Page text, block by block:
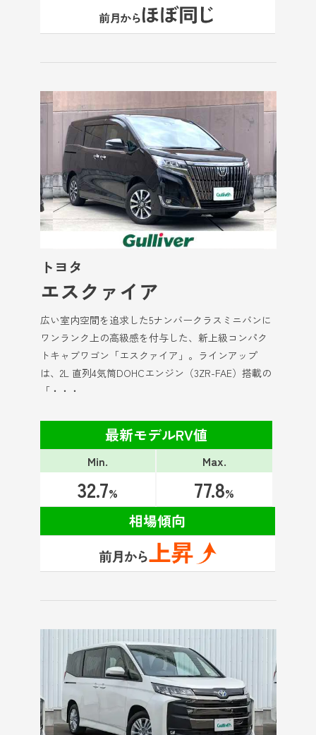
トヨタ
エスクァイア
広い室内空間を追求した5ナンバークラスミニバンに
ワンランク上の高級感を付与した、新上級コンパク
トキャブワゴン「エスクァイア」。ラインアップ
は、2L 直列4気筒DOHCエンジン（3ZR-FAE）搭載の
「・・・
最新モデルRV値
Min.
32.7%
Max.
77.8%
相場傾向